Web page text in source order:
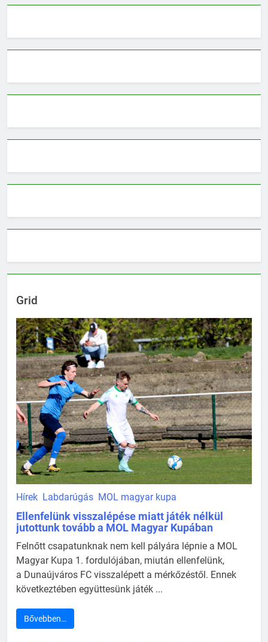
Grid
Hírek Labdarúgás MOL magyar kupa
Ellenfelünk visszalépése miatt játék nélkül
jutottunk tovább a MOL Magyar Kupában
Felnőtt csapatunknak nem kell pályára lépnie a MOL
Magyar Kupa 1. fordulójában, miután ellenfelünk,
a Dunaújváros FC visszalépett a mérkőzéstől. Ennek
következtében együttesünk játék ...
Bővebben…